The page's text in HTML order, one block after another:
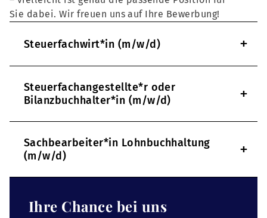
Sie dabei. Wir freuen uns auf Ihre Bewerbung!
Steuerfachwirt*in (m/w/d) +
Steuerfachangestellte*r oder
Bilanzbuchhalter*in (m/w/d)
+
Sachbearbeiter*in Lohnbuchhaltung
(m/w/d)
+
Ihre Chance bei uns